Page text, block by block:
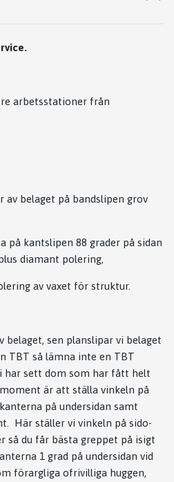
arbetsstationer från
av belaget på bandslipen grov
på kantslipen 88 grader på sidan
diamant polering,
av vaxet för struktur.
belaget, sen planslipar vi belaget
TBT så lämna inte en TBT
har sett dom som har fått helt
är att ställa vinkeln på
på undersidan samt
Här ställer vi vinkeln på sido-
så du får bästa greppet på isigt
1 grad på undersidan vid
förargliga ofrivilliga huggen,